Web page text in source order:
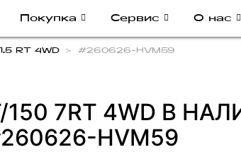
Покупка Сервис О нас
RT 4WD #260626-HVM59
150 7RT 4WD В
HVM59